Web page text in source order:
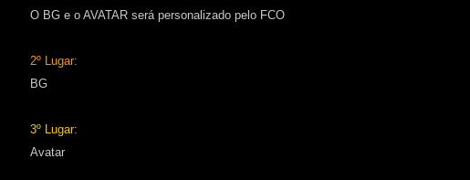
O BG e o AVATAR será personalizado pelo FCO
2º Lugar:
BG
3º Lugar:
Avatar